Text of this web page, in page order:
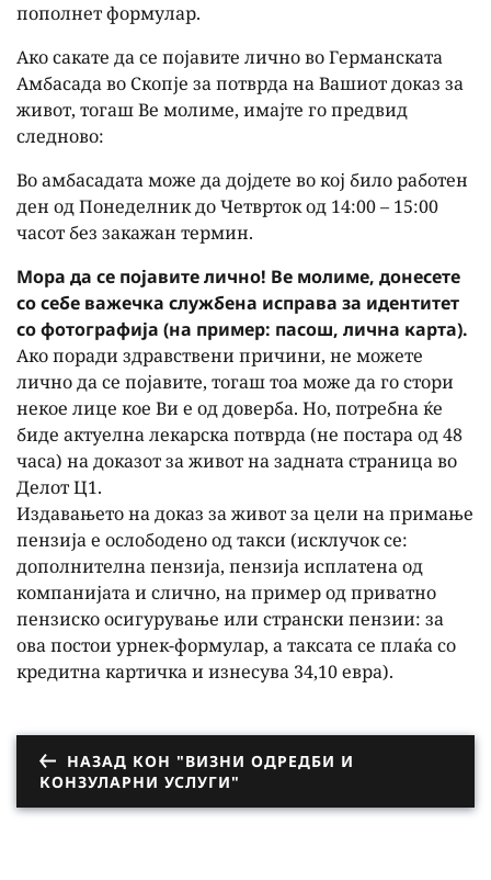
пополнет формулар.
Ако сакате да се појавите лично во Германската
Амбасада во Скопје за потврда на Вашиот доказ за
живот, тогаш Ве молиме, имајте го предвид
следново:
Во амбасадата може да дојдете во кој било работен
ден од Понеделник до Четврток од 14:00 – 15:00
часот без закажан термин.
Мора да се појавите лично! Ве молиме, донесете
со себе важечка службена исправа за идентитет
со фотографија (на пример: пасош, лична карта).
Ако поради здравствени причини, не можете
лично да се појавите, тогаш тоа може да го стори
некое лице кое Ви е од доверба. Но, потребна ќе
биде актуелна лекарска потврда (не постара од 48
часа) на доказот за живот на задната страница во
Делот Ц1.
Издавањето на доказ за живот за цели на примање
пензија е ослободено од такси (исклучок се:
дополнителна пензија, пензија исплатена од
компанијата и слично, на пример од приватно
пензиско осигурување или странски пензии: за
ова постои урнек-формулар, а таксата се плаќа со
кредитна картичка и изнесува 34,10 евра).
НАЗАД КОН "ВИЗНИ ОДРЕДБИ И
КОНЗУЛАРНИ УСЛУГИ"